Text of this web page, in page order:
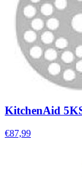
KitchenAid
€87,99